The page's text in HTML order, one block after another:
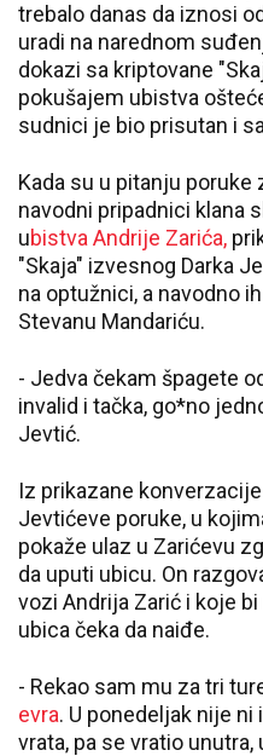
trebalo danas da iznosi
uradi na narednom
dokazi sa kriptovane
pokušajem ubistva
sudnici je bio prisutan i
Kada su u pitanju
navodni pripadnici klana
ubistva Andrije Zarića,
"Skaja" izvesnog Darka
na optužnici, a navodno
Stevanu Mandariću.
- Jedva čekam špagete
invalid i tačka, go*no
Jevtić.
Iz prikazane
Jevtićeve poruke, u
pokaže ulaz u Zarićevu
da uputi ubicu. On
vozi Andrija Zarić i koje
ubica čeka da naiđe.
- Rekao sam mu za tri
evra. U ponedeljak nije ni
vrata, pa se vratio